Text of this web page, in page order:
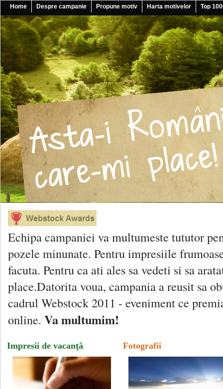
Home Despre campanie Propune motiv Harta motivelor Top
Echipa campaniei va multumeste tututor
pozele minunate. Pentru impresiile
facuta. Pentru ca ati ales sa vedeti si sa
place.Datorita voua, campania a reusit sa
cadrul Webstock 2011 - eveniment ce
online. Va multumim!
Impresii de vacanţă Fotografii